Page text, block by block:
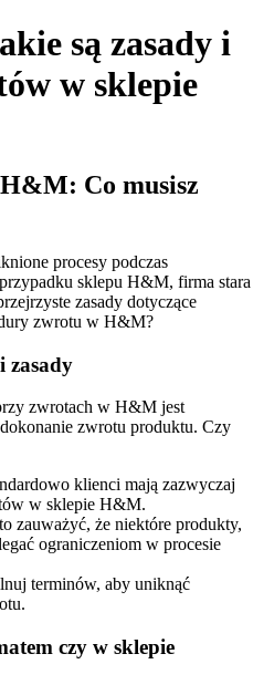
są zasady i
w sklepie
Co musisz
procesy podczas
sklepu H&M, firma stara
zasady dotyczące
zwrotu w H&M?
zwrotach w H&M jest
zwrotu produktu. Czy
klienci mają zazwyczaj
w sklepie H&M.
zauważyć, że niektóre produkty,
ograniczeniom w procesie
terminów, aby uniknąć
czy w sklepie